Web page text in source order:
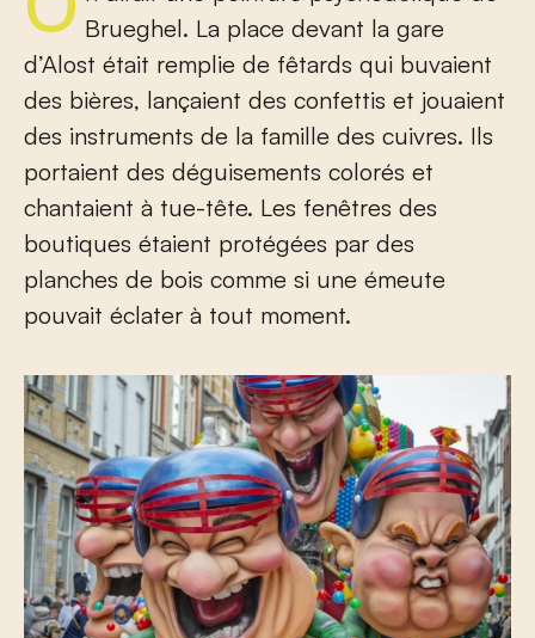
Brueghel. La place devant la gare
d’Alost était remplie de fêtards qui buvaient
des bières, lançaient des confettis et jouaient
des instruments de la famille des cuivres. Ils
portaient des déguisements colorés et
chantaient à tue-tête. Les fenêtres des
boutiques étaient protégées par des
planches de bois comme si une émeute
pouvait éclater à tout moment.